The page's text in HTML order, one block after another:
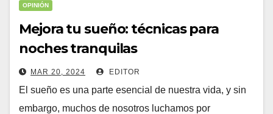
OPINIÓN
Mejora tu sueño: técnicas para
noches tranquilas
MAR 20, 2024 EDITOR
El sueño es una parte esencial de nuestra vida, y sin
embargo, muchos de nosotros luchamos por